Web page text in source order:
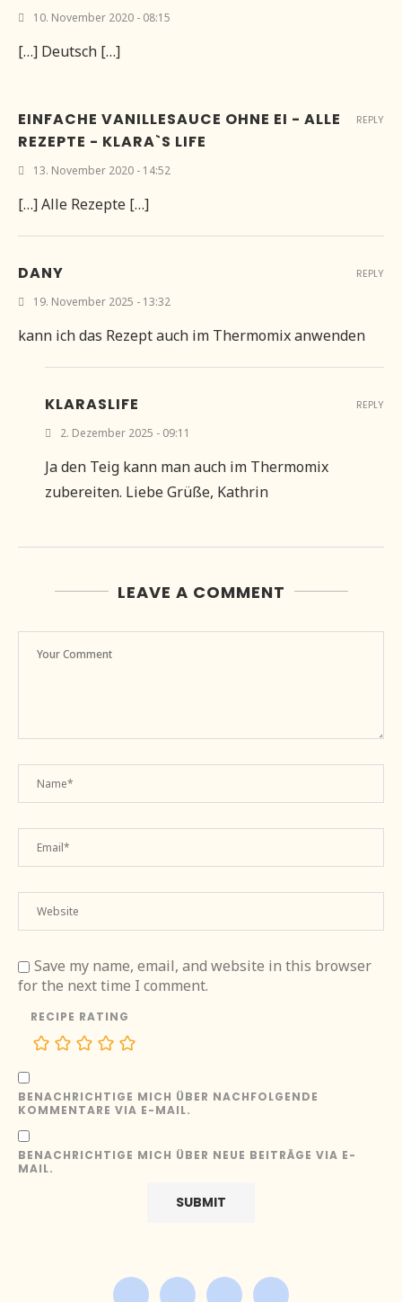
10. November 2020 - 08:15
[…] Deutsch […]
EINFACHE VANILLESAUCE OHNE EI - ALLE
REZEPTE - KLARA`S LIFE
13. November 2020 - 14:52
[…] Alle Rezepte […]
REPLY
DANY
19. November 2025 - 13:32
kann ich das Rezept auch im Thermomix anwenden
REPLY
KLARASLIFE
2. Dezember 2025 - 09:11
Ja den Teig kann man auch im Thermomix
zubereiten. Liebe Grüße, Kathrin
REPLY
LEAVE A COMMENT
Save my name, email, and website in this browser
for the next time I comment.
RECIPE RATING
BENACHRICHTIGE MICH ÜBER NACHFOLGENDE
KOMMENTARE VIA E-MAIL.
BENACHRICHTIGE MICH ÜBER NEUE BEITRÄGE VIA E-
MAIL.